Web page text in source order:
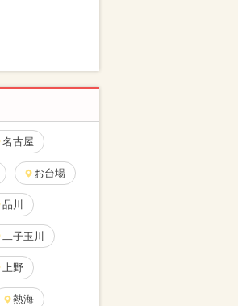
名古屋
お台場
品川
二子玉川
上野
熱海